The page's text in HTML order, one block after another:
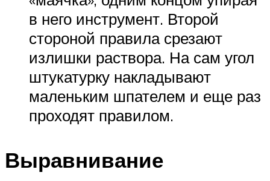
в него инструмент. Второй
стороной правила срезают
излишки раствора. На сам угол
штукатурку накладывают
маленьким шпателем и еще раз
проходят правилом.
Выравнивание